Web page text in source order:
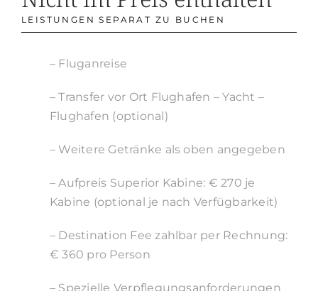
LEISTUNGEN SEPARAT ZU BUCHEN
– Fluganreise
– Transfer vor Ort Flughafen – Yacht –
Flughafen (optional)
– Weitere Getränke als oben angegeben
– Aufpreis Superior Kabine: € 270 je
Kabine (optional je nach Verfügbarkeit)
– Destination Fee zahlbar per Rechnung:
€ 360 pro Person
– Spezielle Verpflegungsanforderungen